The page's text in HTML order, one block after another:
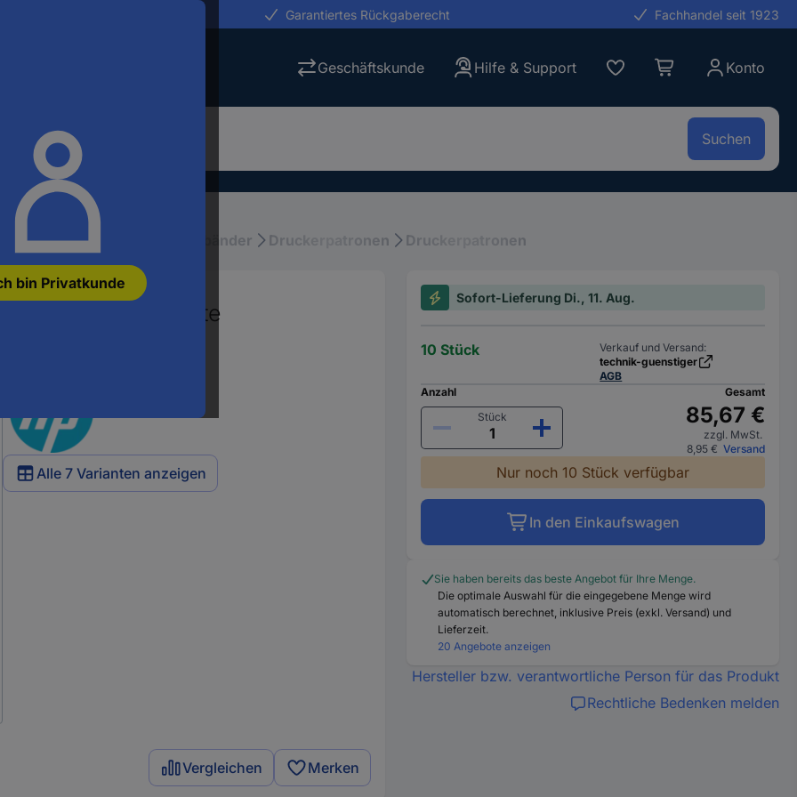
bin Privatkunde
Garantiertes Rückgaberecht Fachhandel seit 1923
Geschäftskunde Hilfe & Support Konto
Suchen
Toner, Schriftbänder Druckerpatronen Druckerpatronen
CN623AE Tinte
Alle 7 Varianten anzeigen
Vergleichen Merken
Sofort-Lieferung Di., 11. Aug.
10 Stück
Verkauf und Versand:
technik-guenstiger
AGB
Anzahl
Stück
Gesamt
85,67 €
zzgl. MwSt.
8,95 € Versand
Nur noch 10 Stück verfügbar
In den Einkaufswagen
Sie haben bereits das beste Angebot für Ihre Menge.
Die optimale Auswahl für die eingegebene Menge wird
automatisch berechnet, inklusive Preis (exkl. Versand) und
Lieferzeit.
20 Angebote anzeigen
Hersteller bzw. verantwortliche Person für das Produkt
Rechtliche Bedenken melden